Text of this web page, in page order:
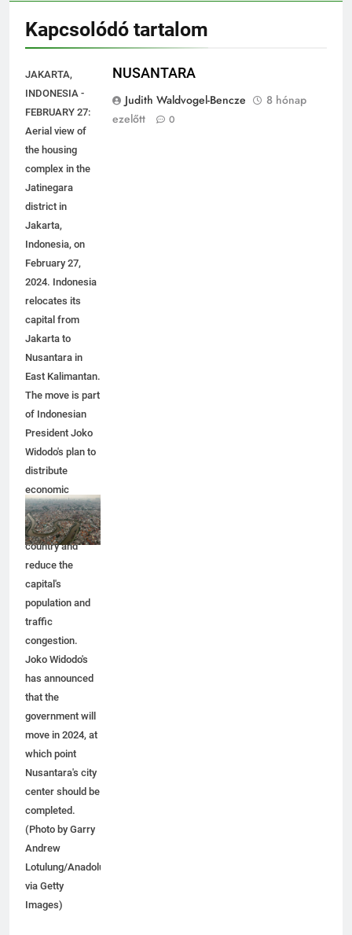
Kapcsolódó tartalom
JAKARTA,
INDONESIA -
FEBRUARY 27:
Aerial view of
the housing
complex in the
Jatinegara
district in
Jakarta,
Indonesia, on
February 27,
2024. Indonesia
relocates its
capital from
Jakarta to
Nusantara in
East Kalimantan.
The move is part
of Indonesian
President Joko
Widodo's plan to
distribute
economic
activity
throughout the
country and
reduce the
capital's
population and
traffic
congestion.
Joko Widodo's
has announced
that the
government will
move in 2024, at
which point
Nusantara's city
center should be
completed.
(Photo by Garry
Andrew
Lotulung/Anadolu
via Getty
Judith Waldvogel-Bencze